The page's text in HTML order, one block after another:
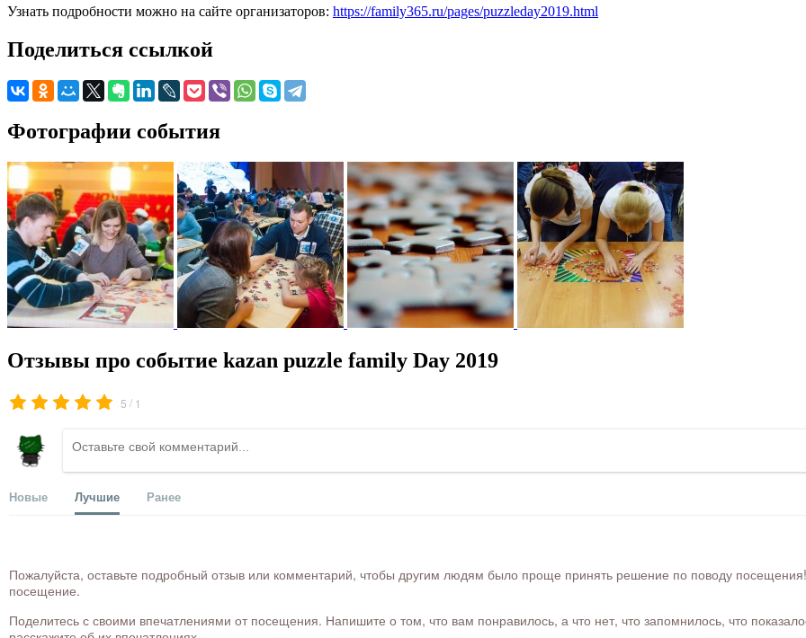
Узнать подробности можно на сайте организаторов: https://family365.ru/pages/puzzleday2019.html
Поделиться ссылкой
Фотографии события
Отзывы про событие kazan puzzle family Day 2019
5 / 1
Новые Лучшие Ранее
Пожалуйста, оставьте подробный отзыв или комментарий, чтобы другим людям было проще принять решение по поводу посещения!
посещение.
Поделитесь с своими впечатлениями от посещения. Напишите о том, что вам понравилось, а что нет, что запомнилось, что